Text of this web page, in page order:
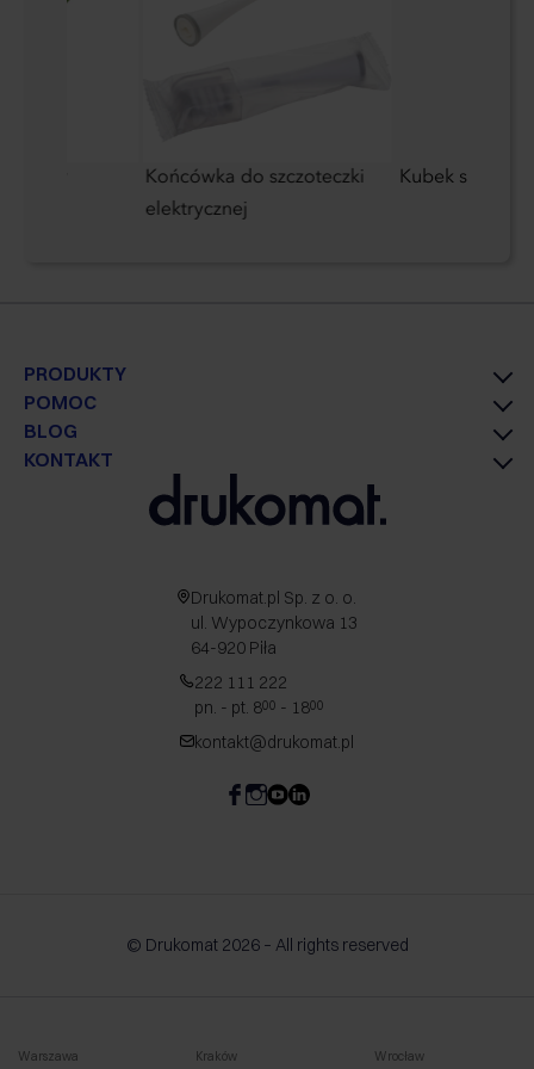
Końcówka do szczoteczki
elektrycznej
Kubek szklany
PRODUKTY
POMOC
BLOG
KONTAKT
Drukomat.pl Sp. z o. o.
ul. Wypoczynkowa 13
64-920 Piła
222 111 222
pn. - pt. 800 - 1800
kontakt@drukomat.pl
© Drukomat 2026 – All rights reserved
Warszawa Kraków Wrocław